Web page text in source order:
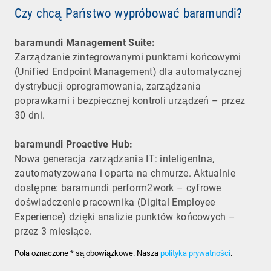
Czy chcą Państwo wypróbować baramundi?
baramundi Management Suite:
Zarządzanie zintegrowanymi punktami końcowymi
(Unified Endpoint Management) dla automatycznej
dystrybucji oprogramowania, zarządzania
poprawkami i bezpiecznej kontroli urządzeń – przez
30 dni.
baramundi Proactive Hub:
Nowa generacja zarządzania IT: inteligentna,
zautomatyzowana i oparta na chmurze. Aktualnie
dostępne: baramundi perform2work – cyfrowe
doświadczenie pracownika (Digital Employee
Experience) dzięki analizie punktów końcowych –
przez 3 miesiące.
Pola oznaczone * są obowiązkowe. Nasza polityka prywatności.